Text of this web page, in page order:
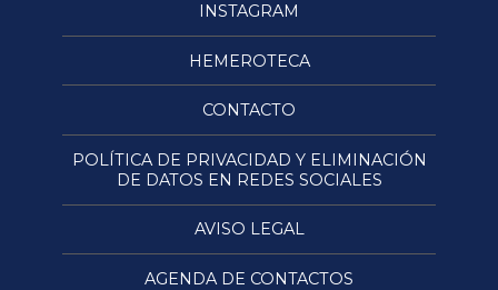
INSTAGRAM
HEMEROTECA
CONTACTO
POLÍTICA DE PRIVACIDAD Y ELIMINACIÓN
DE DATOS EN REDES SOCIALES
AVISO LEGAL
AGENDA DE CONTACTOS